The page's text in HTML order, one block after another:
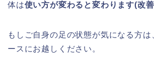
体は使い方が変わると変わります(改
もしご自身の足の状態が気になる方は
ースにお越しください。